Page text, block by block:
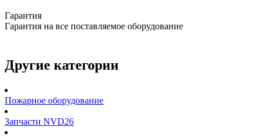
Гарантия
Гарантия на все поставляемое оборудование
Другие категории
Пожарное оборудование
Запчасти NVD26